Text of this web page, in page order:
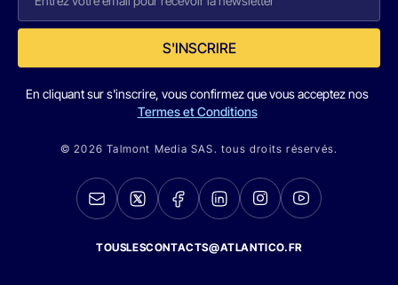
S'INSCRIRE
En cliquant sur s'inscrire, vous confirmez que vous acceptez nos
Termes et Conditions
© 2026 Talmont Media SAS. tous droits réservés.
TOUSLESCONTACTS@ATLANTICO.FR